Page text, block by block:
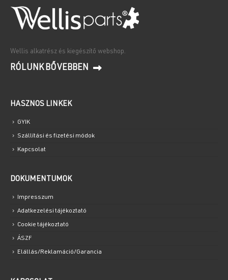
Wellis alkatrész és kiegészítő webshop.
RÓLUNK BŐVEBBEN
HASZNOS LINKEK
GYIK
Szállítási és fizetési módok
Kapcsolat
DOKUMENTUMOK
Impresszum
Adatkezelési tájékoztató
Cookie tájékoztató
ÁSZF
Elállás/Reklamáció/Garancia